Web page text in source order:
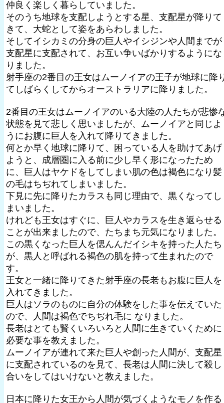
仲良く楽しく暮らしていました。
そのうち地球を支配しようとする星、支配星が降りて
きて、大蛇として姿をあらわしました。
そしてイシカミの分身の巨人やイシジンや人間までが
支配星に支配されて、お互い争いばかりするようにな
りました。
射手座の2番目の王女はムーノイアの王子が地球に降
てしばらくしてからオーストラリアに降りました。
2番目の王女はムーノイアのいる大陸の人たちが悲惨
状態を見て悲しく思いましたが、ムーノイアと同じよ
うにお腹に巨人を入れて降りてきました。
何とか早く地球に降りて、困っている人を助けてあげ
ようと、成層圏に入る前に少し早く形になったため
に、巨人はヤケドをしてしまい肌の色は褐色になり髪
の毛はちぢれてしまいました。
下見に先に降りたカラスも同じ理由で、黒くなってし
まいました。
けれども王女はすぐに、巨人やカラスを生き返らせる
ことが出来ましたので、たちまち元気になりました。
この黒くなった巨人を偲んんだイシキを持った人たち
が、黒人と呼ばれる褐色の肌を持って生まれたので
す。
王女と一緒に降りてきた射手座の長老もお腹に巨人を
入れてきました。
巨人はソラのものに自分の体験をした事を伝えていた
ので、人間は褐色でちぢれ毛に なりました。
長老はとても賢くいろいろと人間に生きていくために
必要な事を教えました。
ムーノイアが連れて来た巨人や創った人間が、支配星
に支配されているのを見て、長老は人間に決して殺し
合いをしてはいけないと教えました。
日本に降りた女王から人間が気づくようなモノを作る